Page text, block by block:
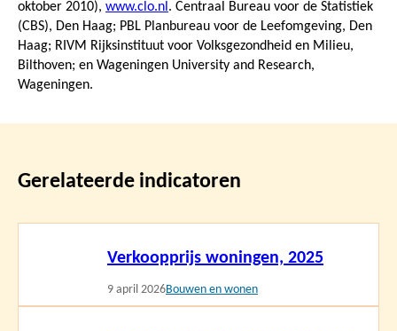
oktober 2010), www.clo.nl . Centraal Bureau voor de Statistiek
(CBS), Den Haag; PBL Planbureau voor de Leefomgeving, Den
Haag; RIVM Rijksinstituut voor Volksgezondheid en Milieu,
Bilthoven; en Wageningen University and Research,
Wageningen.
Gerelateerde indicatoren
Verkoopprijs woningen, 2025
9 april 2026Bouwen en wonen